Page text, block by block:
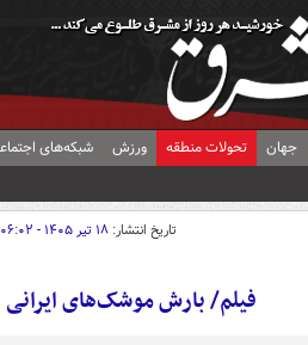
جهان تحولات منطقه ورزش شبکه‌های
تاریخ انتشار: ۱۸ تیر ۱۴۰۵ - ۰۶:۰۲
فیلم/ بارش موشک‌های